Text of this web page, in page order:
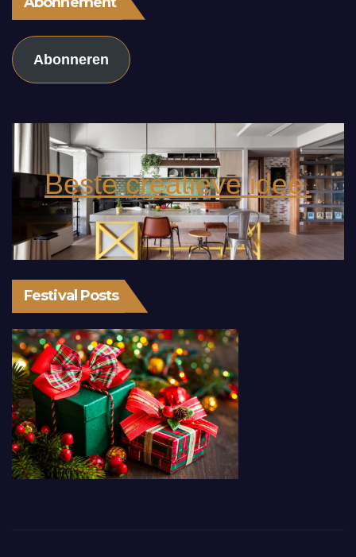
Abonneren
Beste creatieve idee.
Festival Posts